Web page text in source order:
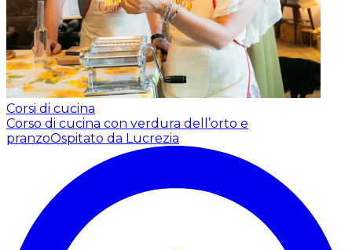
Corsi di cucina
Corso di cucina con verdura dell’orto e
pranzoOspitato da Lucrezia